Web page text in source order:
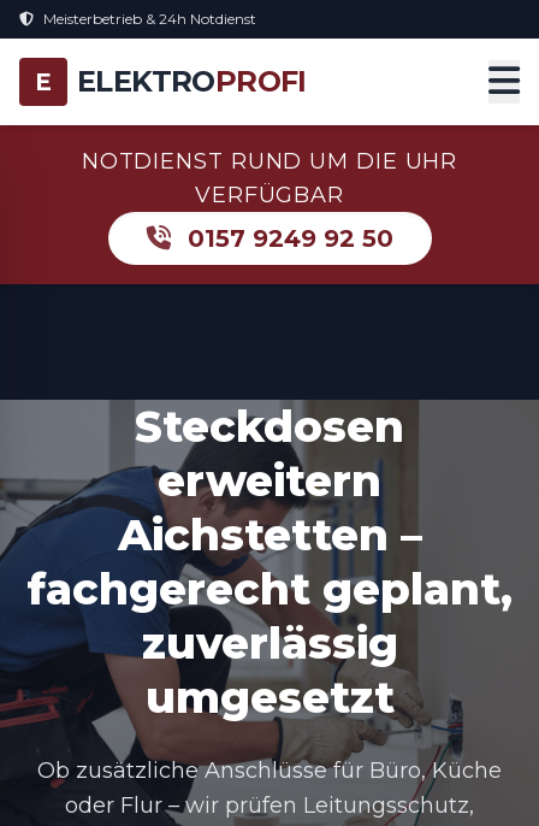
Meisterbetrieb & 24h Notdienst
E ELEKTROPROFI
NOTDIENST RUND UM DIE UHR
VERFÜGBAR
0157 9249 92 50
Steckdosen
erweitern
Aichstetten –
fachgerecht geplant,
zuverlässig
umgesetzt
Ob zusätzliche Anschlüsse für Büro, Küche
oder Flur – wir prüfen Leitungsschutz,